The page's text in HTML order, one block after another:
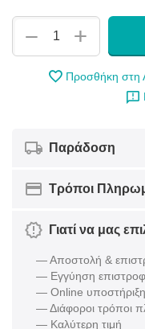
+
−
Προσθήκη στη
Παράδοση
Τρόποι
Γιατί να μας
— Αποστολή &
— Εγγύηση
— Online
— Διάφοροι τρόποι
— Καλύτερη τιμή